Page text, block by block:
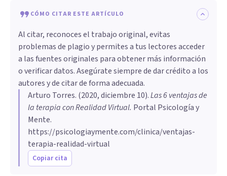
CÓMO CITAR ESTE ARTÍCULO
Al citar, reconoces el trabajo original, evitas
problemas de plagio y permites a tus lectores acceder
a las fuentes originales para obtener más información
o verificar datos. Asegúrate siempre de dar crédito a los
autores y de citar de forma adecuada.
Arturo Torres. (2020, diciembre 10).Las 6 ventajas de
la terapia con Realidad Virtual. Portal Psicología y
Mente.
https://psicologiaymente.com/clinica/ventajas-
terapia-realidad-virtual
Copiar cita